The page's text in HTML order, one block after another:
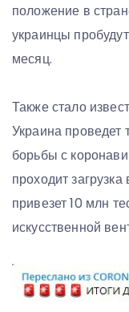
положение в
украинцы
месяц.
Также стало
Украина проведет
борьбы с
проходит
привезет 10 млн
искусственной